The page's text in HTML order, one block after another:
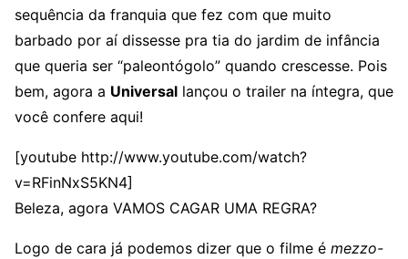
sequência da franquia que fez com que muito
barbado por aí dissesse pra tia do jardim de infância
que queria ser “paleontógolo” quando crescesse. Pois
bem, agora a Universal lançou o trailer na íntegra, que
você confere aqui!
[youtube http://www.youtube.com/watch?
v=RFinNxS5KN4]
Beleza, agora VAMOS CAGAR UMA REGRA?
Logo de cara já podemos dizer que o filme é mezzo-